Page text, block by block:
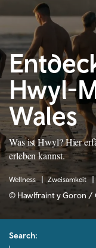
Hwyl-
Wales
Was ist Hwyl? Hier
erleben kannst.
Wellness Zweisamkeit
© Hawlfraint y Goron /
Search: